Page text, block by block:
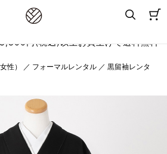
8,800円(税込)以上お買上げで送料無料
性） ／ フォーマルレンタル ／ 黒留袖レンタ